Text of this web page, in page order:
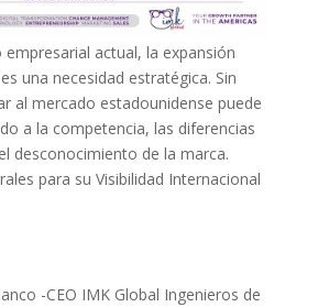
empresarial actual, la expansión
una necesidad estratégica. Sin
al mercado estadounidense puede
a la competencia, las diferencias
desconocimiento de la marca.
para su Visibilidad Internacional
-CEO IMK Global Ingenieros de